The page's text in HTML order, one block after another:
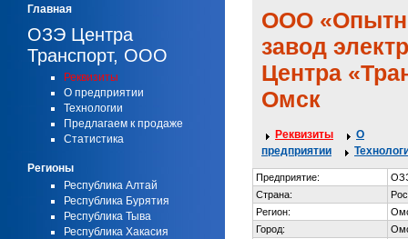
Главная
ОЗЭ Центра
Транспорт, ООО
Реквизиты
О предприятии
Технологии
Предлагаем к продаже
Статистика
Регионы
Республика Алтай
Республика Бурятия
Республика Тыва
Республика Хакасия
ООО
завод
Центра
Омск
Реквизиты
О
предприятии
Предприятие:
Страна:
Регион:
Город: